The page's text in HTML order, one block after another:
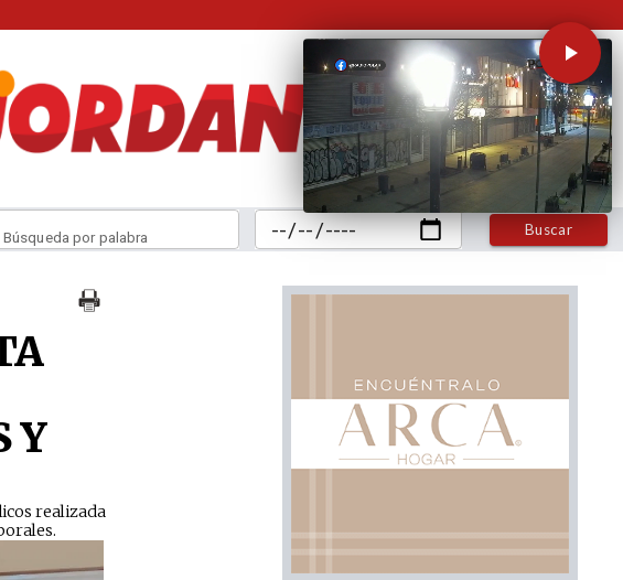
Buscar
Búsqueda por palabra
Y
realizada